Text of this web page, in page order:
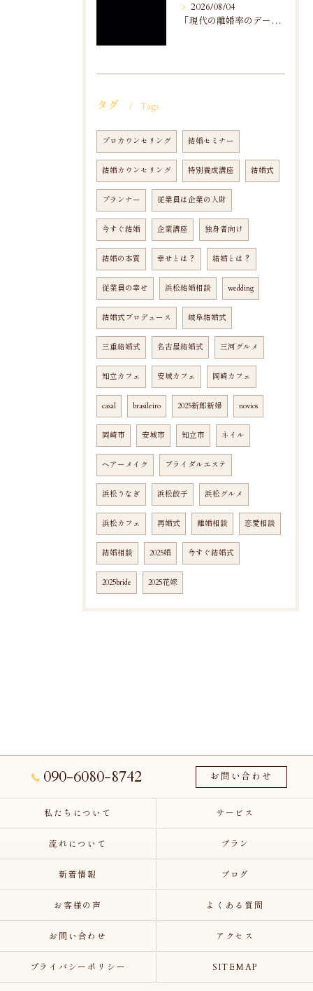
2026/08/04
「現代の離婚率のデータ分析」から
タグ Tags
プロカウンセリング 結婚セミナー
結婚カウンセリング 特別養成講座 結婚式
プランナー 従業員は企業の人財
今すぐ結婚 企業講座 独身者向け
結婚の本質 幸せとは？ 結婚とは？
従業員の幸せ 浜松結婚相談 wedding
結婚式プロデュース 岐阜結婚式
三重結婚式 名古屋結婚式 三河グルメ
知立カフェ 安城カフェ 岡崎カフェ
casal brasileiro 2025新郎新婦 novios
岡崎市 安城市 知立市 ネイル
ヘアーメイク ブライダルエステ
浜松うなぎ 浜松餃子 浜松グルメ
浜松カフェ 再婚式 離婚相談 恋愛相談
結婚相談 2025婚 今すぐ結婚式
2025bride 2025花嫁
090-6080-8742 お問い合わせ
私たちについて サービス
流れについて プラン
新着情報 ブログ
お客様の声 よくある質問
お問い合わせ アクセス
プライバシーポリシー SITEMAP